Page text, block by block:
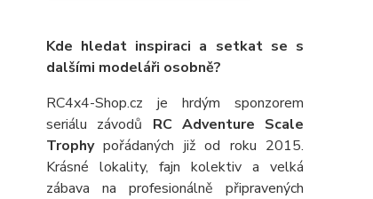
Kde hledat inspiraci a setkat se s
dalšími modeláři osobně?
RC4x4-Shop.cz je hrdým sponzorem
seriálu závodů RC Adventure Scale
Trophypořádaných již od roku 2015.
Krásné lokality, fajn kolektiv a velká
zábava na profesionálně připravených